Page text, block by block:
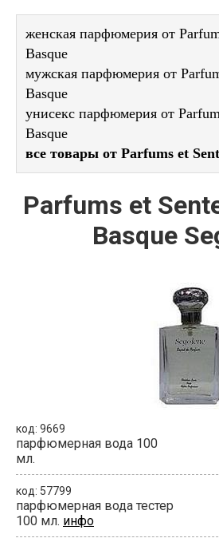
женская парфюмерия от
Basque
мужская парфюмерия от
Basque
унисекс парфюмерия от
Basque
все товары от Parfums et
Parfums et
Basque
код: 9669
парфюмерная вода 100
мл.
код: 57799
парфюмерная вода тестер
100 мл. инфо